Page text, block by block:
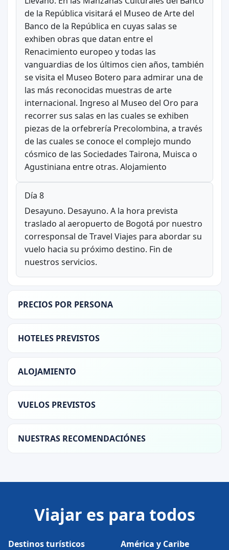
de la República visitará el Museo de Arte del
Banco de la República en cuyas salas se
exhiben obras que datan entre el
Renacimiento europeo y todas las
vanguardias de los últimos cien años, también
se visita el Museo Botero para admirar una de
las más reconocidas muestras de arte
internacional. Ingreso al Museo del Oro para
recorrer sus salas en las cuales se exhiben
piezas de la orfebrería Precolombina, a través
de las cuales se conoce el complejo mundo
cósmico de las Sociedades Tairona, Muisca o
Agustiniana entre otras. Alojamiento
Día 8
Desayuno. Desayuno. A la hora prevista
traslado al aeropuerto de Bogotá por nuestro
corresponsal de Travel Viajes para abordar su
vuelo hacia su próximo destino. Fin de
nuestros servicios.
PRECIOS POR PERSONA
HOTELES PREVISTOS
ALOJAMIENTO
VUELOS PREVISTOS
NUESTRAS RECOMENDACIÓNES
Viajar es para todos
Destinos turísticos América y Caribe